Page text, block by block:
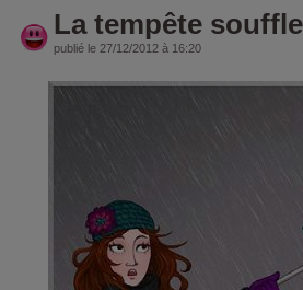
La tempête
publié le 27/12/2012 à 16:20